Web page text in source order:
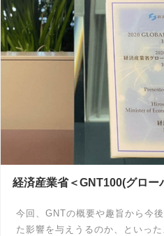
経済産業省＜GNT100(グロー
今回、GNTの概要や趣旨から今
た影響を与えうるのか、といっ